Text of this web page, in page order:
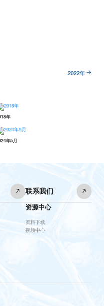
2022年
年
年5月
联系我们
资源中心
资料下载
视频中心